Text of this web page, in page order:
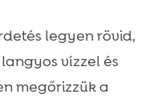
legyen rövid,
vízzel és
megőrizzük a